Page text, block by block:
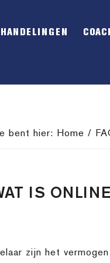
bent hier: Home /
IS
zijn het